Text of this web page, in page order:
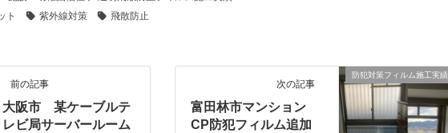
ト 紫外線対策 飛散防止
前の記事
大阪市 某ケーブルテ
レビ局サーバールーム
防犯対策フィルム施工実績
次の記事
富田林市マンション
CP防犯フィルム追加